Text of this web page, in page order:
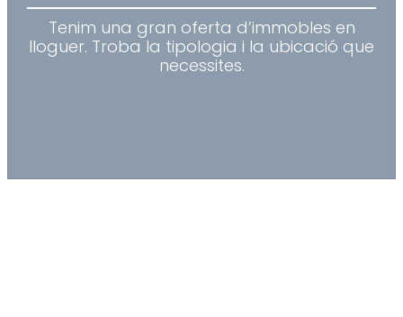
Tenim una gran oferta d’immobles en
lloguer. Troba la tipologia i la ubicació que
necessites.